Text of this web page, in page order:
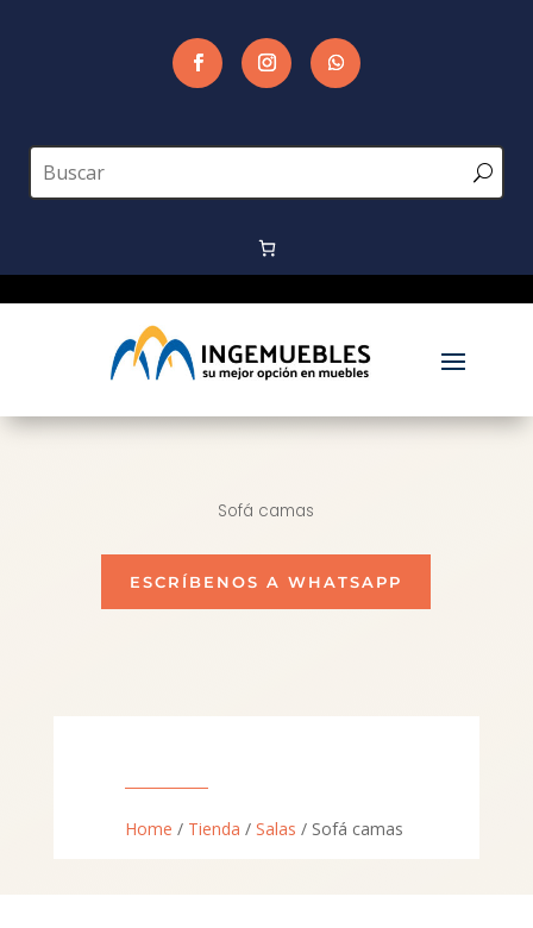
Sofá camas
ESCRÍBENOS A WHATSAPP
Home / Tienda / Salas / Sofá camas